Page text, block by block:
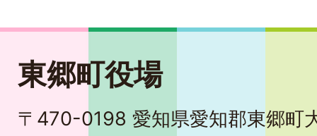
東郷町役場
〒470-0198 愛知県愛知郡東郷町